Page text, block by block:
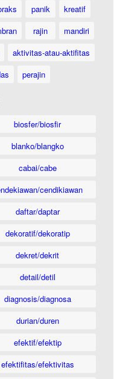
panik
kreatif
rajin
mandiri
aktivitas-atau-aktifitas
perajin
biosfer/biosfir
blanko/blangko
cabai/cabe
cendikiawan
daftar/daptar
dekoratif/dekoratip
dekret/dekrit
detail/detil
diagnosis/diagnosa
durian/duren
efektif/efektip
efektifitas/efektivitas